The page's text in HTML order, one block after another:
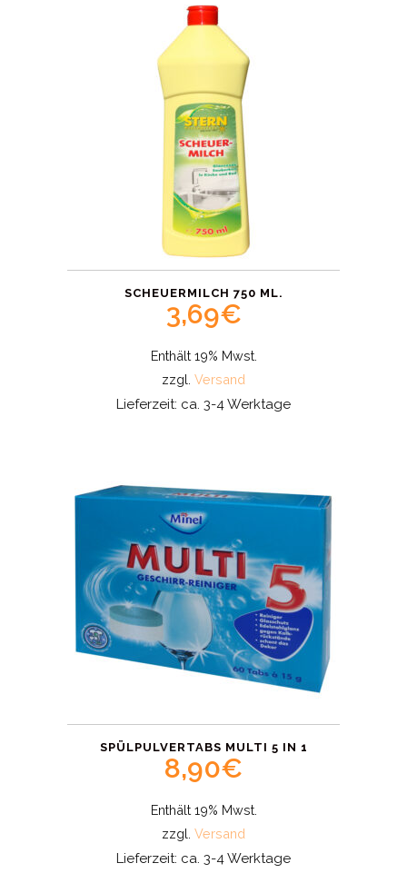
SCHEUERMILCH 750 ML.
3,69€
Enthält 19% Mwst.
zzgl. Versand
Lieferzeit: ca. 3-4 Werktage
SPÜLPULVERTABS MULTI 5 IN 1
8,90€
Enthält 19% Mwst.
zzgl. Versand
Lieferzeit: ca. 3-4 Werktage